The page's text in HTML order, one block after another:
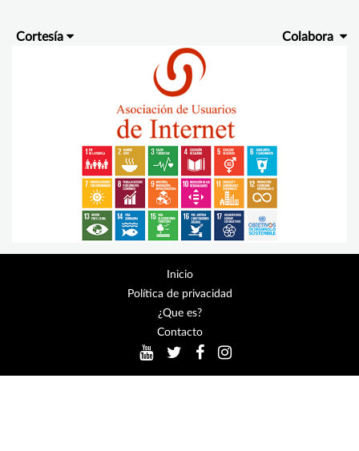
Cortesía Colabora
Inicio
Política de privacidad
¿Que es?
Contacto